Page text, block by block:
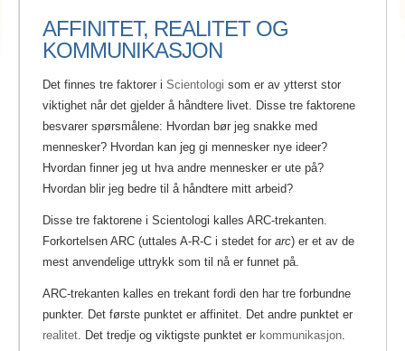
AFFINITET, REALITET OG
KOMMUNIKASJON
Det finnes tre faktorer i Scientologi som er av ytterst stor
viktighet når det gjelder å håndtere livet. Disse tre faktorene
besvarer spørsmålene: Hvordan bør jeg snakke med
mennesker? Hvordan kan jeg gi mennesker nye ideer?
Hvordan finner jeg ut hva andre mennesker er ute på?
Hvordan blir jeg bedre til å håndtere mitt arbeid?
Disse tre faktorene i Scientologi kalles ARC-trekanten.
Forkortelsen ARC (uttales A-R-C i stedet for arc) er et av de
mest anvendelige uttrykk som til nå er funnet på.
ARC-trekanten kalles en trekant fordi den har tre forbundne
punkter. Det første punktet er affinitet. Det andre punktet er
realitet . Det tredje og viktigste punktet er kommunikasjon